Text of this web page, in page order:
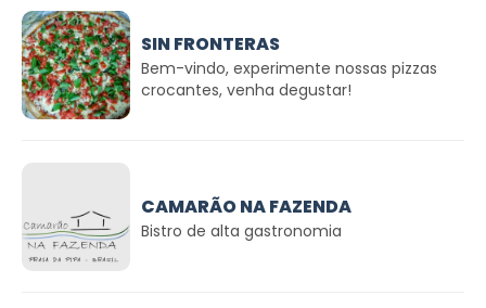
SIN FRONTERAS
Bem-vindo, experimente nossas pizzas
crocantes, venha degustar!
CAMARÃO NA FAZENDA
Bistro de alta gastronomia